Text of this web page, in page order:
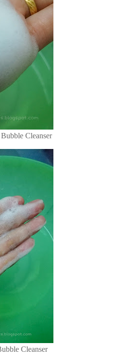
Cleanser
Cleanser